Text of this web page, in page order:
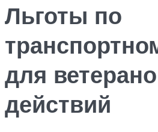
Льготы по
для
действий